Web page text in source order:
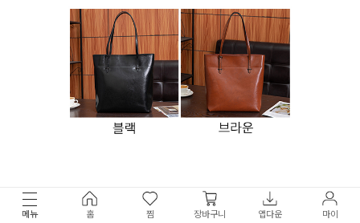
메뉴 홈 찜 장바구니 앱다운 마이